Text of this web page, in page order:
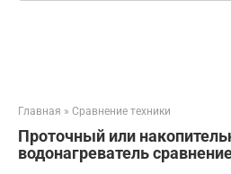
Главная » Сравнение техники
Проточный или
водонагреватель